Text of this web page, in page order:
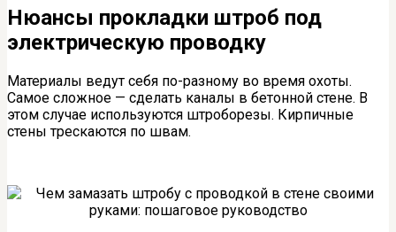
Нюансы прокладки штроб под
электрическую проводку
Материалы ведут себя по-разному во время охоты.
Самое сложное — сделать каналы в бетонной стене. В
этом случае используются штроборезы. Кирпичные
стены трескаются по швам.